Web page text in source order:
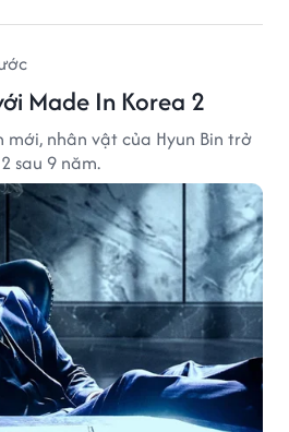
Made In Korea 2
mới, nhân vật của Hyun Bin trở
sau 9 năm.